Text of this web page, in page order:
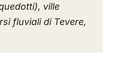
ville
fluviali di Tevere,